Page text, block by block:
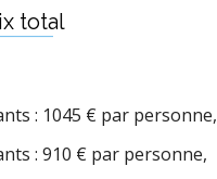
total
: 1045 € par personne,
: 910 € par personne,